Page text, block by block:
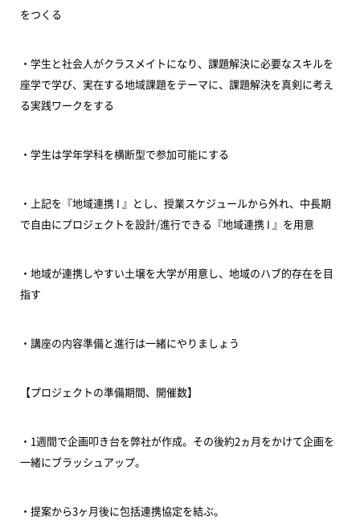
をつくる
・学生と社会人がクラスメイトになり、課題解決に必要なスキルを
座学で学び、実在する地域課題をテーマに、課題解決を真剣に考え
る実践ワークをする
・学生は学年学科を横断型で参加可能にする
・上記を『地域連携 I 』とし、授業スケジュールから外れ、中長期
で自由にプロジェクトを設計/進行できる『地域連携 I 』を用意
・地域が連携しやすい土壌を大学が用意し、地域のハブ的存在を目
指す
・講座の内容準備と進行は一緒にやりましょう
【プロジェクトの準備期間、開催数】
・1週間で企画叩き台を弊社が作成。その後約2ヵ月をかけて企画を
一緒にブラッシュアップ。
・提案から3ヶ月後に包括連携協定を結ぶ。